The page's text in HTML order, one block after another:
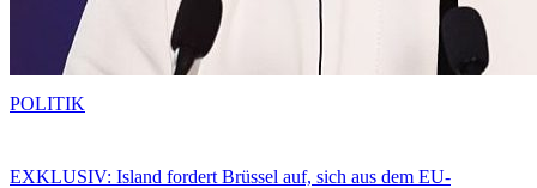
EXKLUSIV: Island fordert Brüssel auf, sich aus dem EU-
POLITIK